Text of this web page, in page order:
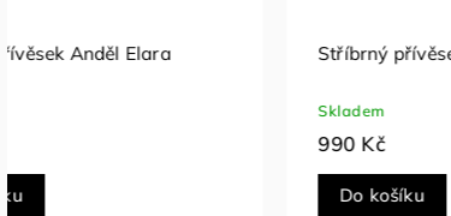
Stříbrný přívěsek vážka Elise